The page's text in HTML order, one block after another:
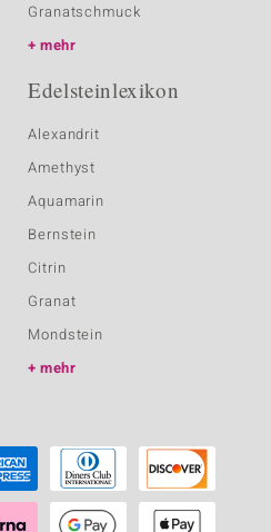
Granatschmuck
mehr
Edelsteinlexikon
Alexandrit
Amethyst
Aquamarin
Bernstein
Citrin
Granat
Mondstein
mehr